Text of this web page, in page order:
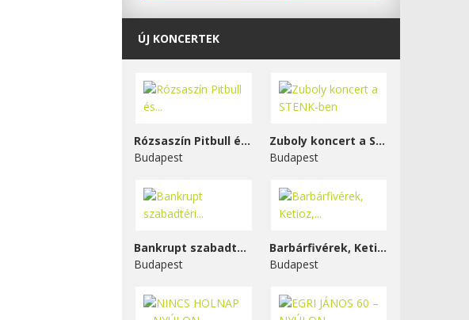
ÚJ KONCERTEK
Rózsaszín Pitbull és...
Budapest
Zuboly koncert a STENK-ben
Budapest
Bankrupt szabadtéri...
Budapest
Barbárfivérek, Ketioz,...
Budapest